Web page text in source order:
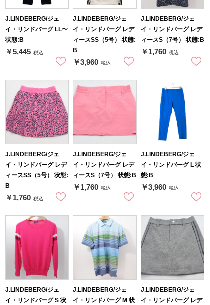
J.LINDEBERG/ジェ
イ・リンドバーグ LL〜
状態:B
￥5,445 税込
J.LINDEBERG/ジェ
イ・リンドバーグ レデ
ィースSS（5号） 状態:
B
￥3,960 税込
J.LINDEBERG/ジェ
イ・リンドバーグ レデ
ィースS（7号） 状態:B
￥1,760 税込
J.LINDEBERG/ジェ
イ・リンドバーグ レデ
ィースSS（5号） 状態:
B
￥1,760 税込
J.LINDEBERG/ジェ
イ・リンドバーグ レデ
ィースS（7号） 状態:B
￥1,760 税込
J.LINDEBERG/ジェ
イ・リンドバーグ L 状
態:B
￥3,960 税込
J.LINDEBERG/ジェ
イ・リンドバーグ S 状
J.LINDEBERG/ジェ
イ・リンドバーグ M 状
J.LINDEBERG/ジェ
イ・リンドバーグ レデ